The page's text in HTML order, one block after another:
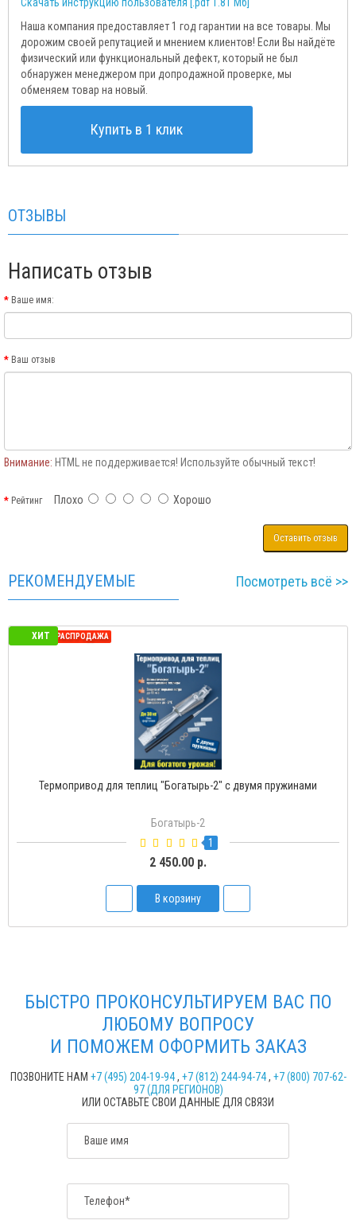
Скачать инструкцию пользователя [.pdf 1.81 Мб]
Наша компания предоставляет 1 год гарантии на все товары. Мы
дорожим своей репутацией и мнением клиентов! Если Вы найдёте
физический или функциональный дефект, который не был
обнаружен менеджером при допродажной проверке, мы
обменяем товар на новый.
Купить в 1 клик
ОТЗЫВЫ
Написать отзыв
Ваше имя:
Ваш отзыв
Внимание: HTML не поддерживается! Используйте обычный текст!
РейтингПлохо Хорошо
Оставить отзыв
РЕКОМЕНДУЕМЫЕ Посмотреть всё >>
ХИТ
СЕЗОННАЯ РАСПРОДАЖА
Термопривод для теплиц "Богатырь-2" с двумя пружинами
Богатырь-2
1
2 450.00 р.
В корзину
БЫСТРО ПРОКОНСУЛЬТИРУЕМ ВАС ПО
ЛЮБОМУ ВОПРОСУ
И ПОМОЖЕМ ОФОРМИТЬ ЗАКАЗ
ПОЗВОНИТЕ НАМ +7 (495) 204-19-94, +7 (812) 244-94-74, +7 (800) 707-62-
97 (ДЛЯ РЕГИОНОВ)
ИЛИ ОСТАВЬТЕ СВОИ ДАННЫЕ ДЛЯ СВЯЗИ
Ваше имя
Телефон*